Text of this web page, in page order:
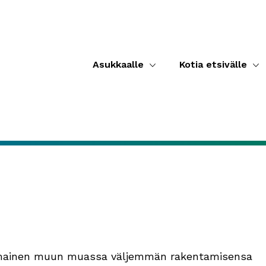
Asukkaalle Kotia etsivälle
muun muassa väljemmän rakentamisensa